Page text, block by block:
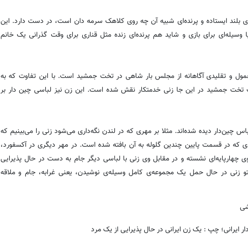
بلند ایستاده و پرنده‌ای شبیه آن چه روی کلاهک سرمه دان است، در دست دارد. این
برای بازی و شاید هم پرنده‌ای زنده مثل قناری برای وقت گذرانی یک خانم
و تقلیدی آگاهانه از مجلس بار شاهی در تخت جمشید است. با این تفاوت که به
جمشید در این جا زنی خدمتکار نقش شده است. این زن نیز لباسی چین دار بر
چین‌دار دیده شده‌اند. مثلا بر مهری که در لندن نگه‌داری می‌شود زنی را می‌بینیم که
که در قسمت پایین چندین گلوله به آن بافته شده است. در مهر دیگری در آکسفورد،
چهارپایه‌ای نشسته و در مقابل وی زنی با لباسی دیگر جام به دست در حال پذیرایی
زنی در حال حمل یک مجموعه‌ی کامل وسیله‌ی نوشیدن، یعنی غرابه، جام و ملاقه
چپ : یک زن ایرانی در حال پذیرایی از یک مرد